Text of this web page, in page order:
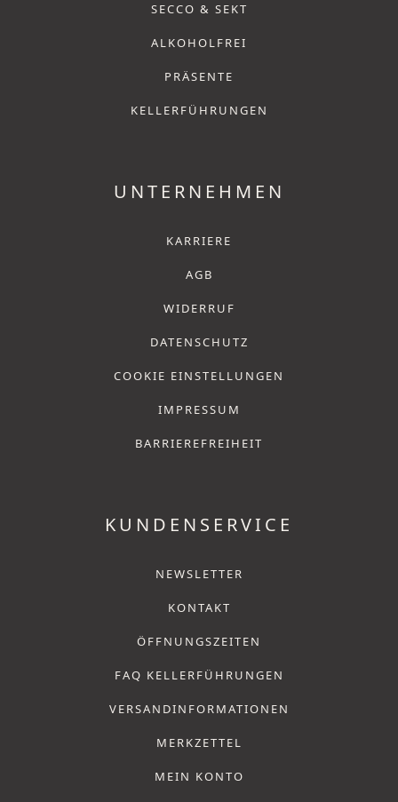
SECCO & SEKT
ALKOHOLFREI
PRÄSENTE
KELLERFÜHRUNGEN
UNTERNEHMEN
KARRIERE
AGB
WIDERRUF
DATENSCHUTZ
COOKIE EINSTELLUNGEN
IMPRESSUM
BARRIEREFREIHEIT
KUNDENSERVICE
NEWSLETTER
KONTAKT
ÖFFNUNGSZEITEN
FAQ KELLERFÜHRUNGEN
VERSANDINFORMATIONEN
MERKZETTEL
MEIN KONTO